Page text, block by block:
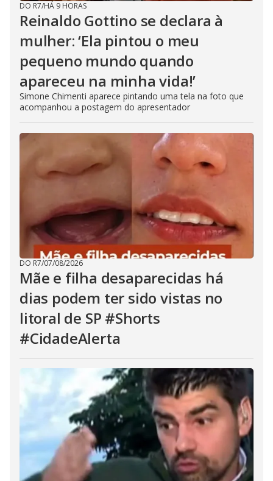
DO R7/HÁ 9 HORAS
Reinaldo Gottino se declara à
mulher: ‘Ela pintou o meu
pequeno mundo quando
apareceu na minha vida!’
Simone Chimenti aparece pintando uma tela na foto que
acompanhou a postagem do apresentador
DO R7/07/08/2026
Mãe e filha desaparecidas há
dias podem ter sido vistas no
litoral de SP #Shorts
#CidadeAlerta